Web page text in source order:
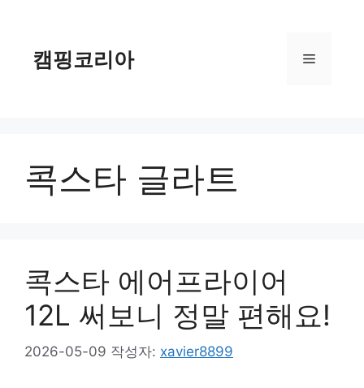
캠핑코리아 메
콕스타 글라트
콕스타 에어프라이어
12L 써보니 정말 편해요!
2026-05-09 작성자: xavier8899